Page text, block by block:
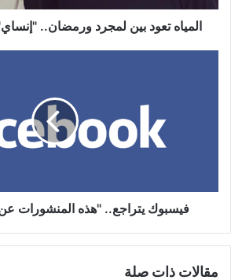
ثانية
المياه تعود بين لمجرد ورمضان..
فيسبوك يتراجع.. "هذه المنشورات
مقالات ذات صلة